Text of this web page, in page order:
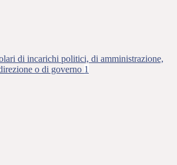
di incarichi politici, di amministrazione,
o di governo 1